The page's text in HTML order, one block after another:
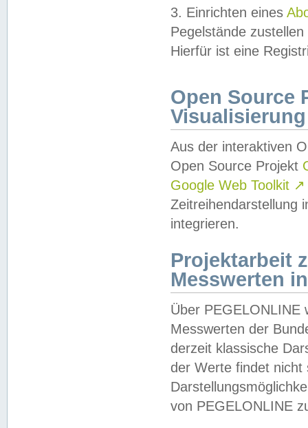
3. Einrichten eines
Pegelstände
Hierfür ist eine
Open Source
Visualisierung
Aus der interaktiven
Open Source Projekt
Google Web Toolkit ↗
Zeitreihendarstellung
integrieren.
Projektarbeit
Messwerten
Über PEGELONLINE
Messwerten der
derzeit klassische
der Werte findet
von PEGELONLINE